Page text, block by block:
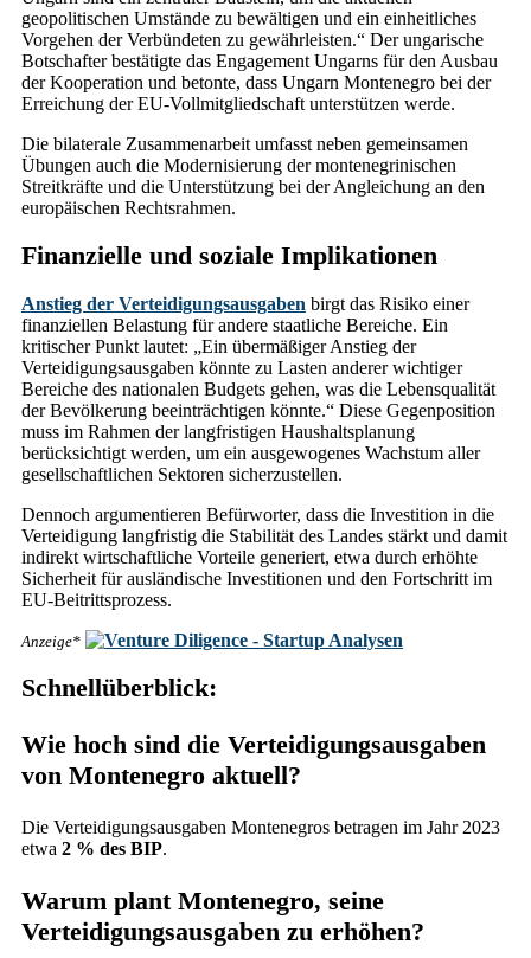
geopolitischen Umstände zu bewältigen und ein einheitliches
Vorgehen der Verbündeten zu gewährleisten.“ Der ungarische
Botschafter bestätigte das Engagement Ungarns für den Ausbau
der Kooperation und betonte, dass Ungarn Montenegro bei der
Erreichung der EU-Vollmitgliedschaft unterstützen werde.
Die bilaterale Zusammenarbeit umfasst neben gemeinsamen
Übungen auch die Modernisierung der montenegrinischen
Streitkräfte und die Unterstützung bei der Angleichung an den
europäischen Rechtsrahmen.
Finanzielle und soziale Implikationen
Anstieg der Verteidigungsausgaben birgt das Risiko einer
finanziellen Belastung für andere staatliche Bereiche. Ein
kritischer Punkt lautet: „Ein übermäßiger Anstieg der
Verteidigungsausgaben könnte zu Lasten anderer wichtiger
Bereiche des nationalen Budgets gehen, was die Lebensqualität
der Bevölkerung beeinträchtigen könnte.“ Diese Gegenposition
muss im Rahmen der langfristigen Haushaltsplanung
berücksichtigt werden, um ein ausgewogenes Wachstum aller
gesellschaftlichen Sektoren sicherzustellen.
Dennoch argumentieren Befürworter, dass die Investition in die
Verteidigung langfristig die Stabilität des Landes stärkt und damit
indirekt wirtschaftliche Vorteile generiert, etwa durch erhöhte
Sicherheit für ausländische Investitionen und den Fortschritt im
EU-Beitrittsprozess.
Anzeige*
Schnellüberblick:
Wie hoch sind die Verteidigungsausgaben
von Montenegro aktuell?
Die Verteidigungsausgaben Montenegros betragen im Jahr 2023
etwa 2 % des BIP.
Warum plant Montenegro, seine
Verteidigungsausgaben zu erhöhen?